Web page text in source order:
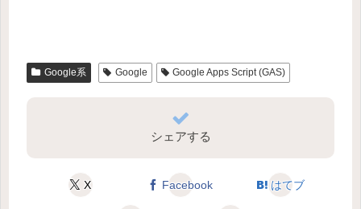
Google系 Google Google Apps Script (GAS)
シェアする
X Facebook はてブ